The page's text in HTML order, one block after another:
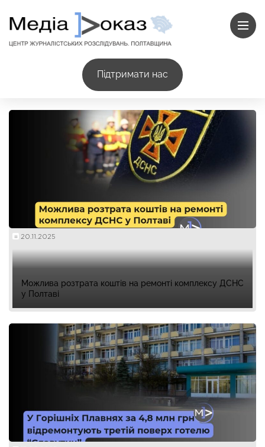
Підтримати нас
20.11.2025
Можлива розтрата коштів на ремонті комплексу ДСНС
у Полтаві